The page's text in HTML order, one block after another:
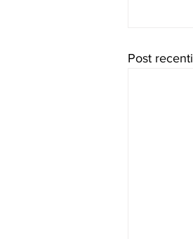
Post recenti